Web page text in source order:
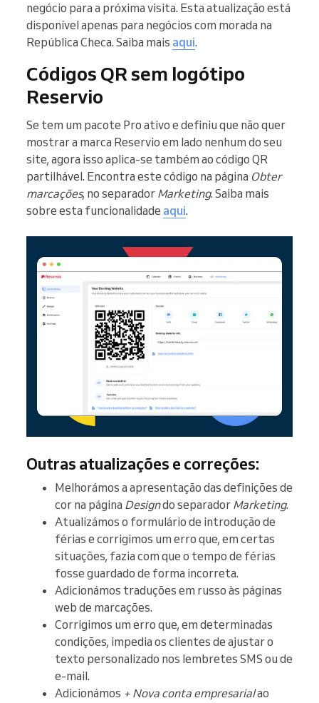
negócio para a próxima visita. Esta atualização está
disponível apenas para negócios com morada na
República Checa. Saiba mais aqui.
Códigos QR sem logótipo
Reservio
Se tem um pacote Pro ativo e definiu que não quer
mostrar a marca Reservio em lado nenhum do seu
site, agora isso aplica-se também ao código QR
partilhável. Encontra este código na página Obter
marcações, no separador Marketing. Saiba mais
sobre esta funcionalidade aqui.
Outras atualizações e correções:
Melhorámos a apresentação das definições de
cor na página Designdo separador Marketing.
Atualizámos o formulário de introdução de
férias e corrigimos um erro que, em certas
situações, fazia com que o tempo de férias
fosse guardado de forma incorreta.
Adicionámos traduções em russo às páginas
web de marcações.
Corrigimos um erro que, em determinadas
condições, impedia os clientes de ajustar o
texto personalizado nos lembretes SMS ou de
e-mail.
Adicionámos + Nova conta empresarialao